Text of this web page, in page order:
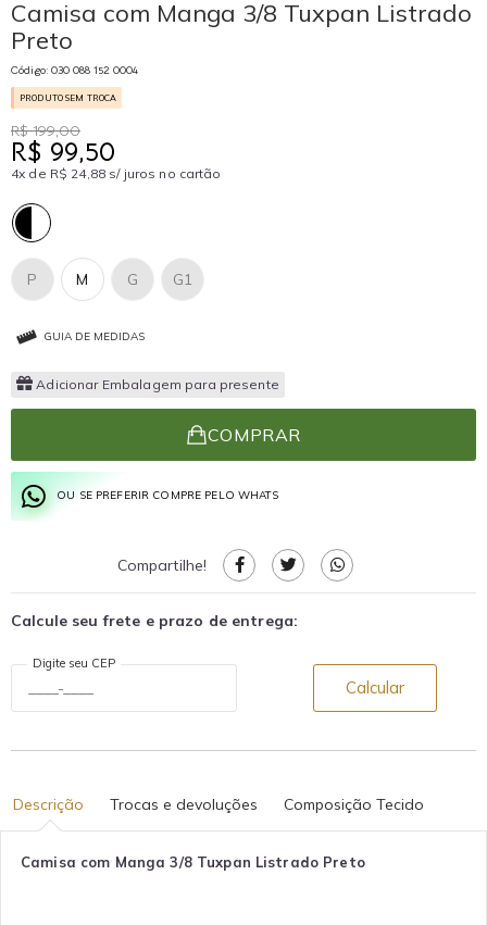
Camisa com Manga 3/8 Tuxpan Listrado
Preto
Código: 030 088 152 0004
PRODUTO SEM TROCA
R$ 199,00
R$ 99,50
4x de R$ 24,88 s/ juros no cartão
G G1
M
P
GUIA DE MEDIDAS
Adicionar Embalagem para presente
COMPRAR
OU SE PREFERIR COMPRE PELO WHATS
Compartilhe!
Calcule seu frete e prazo de entrega:
Digite seu CEP
Calcular
Descrição Trocas e devoluções Composição Tecido
Camisa com Manga 3/8 Tuxpan Listrado Preto